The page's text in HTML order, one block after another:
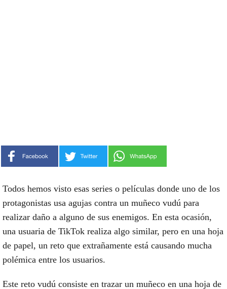
Todos hemos visto esas series o películas donde uno de los
protagonistas usa agujas contra un muñeco vudú para
realizar daño a alguno de sus enemigos. En esta ocasión,
una usuaria de TikTok realiza algo similar, pero en una hoja
de papel, un reto que extrañamente está causando mucha
polémica entre los usuarios.
Este reto vudú consiste en trazar un muñeco en una hoja de